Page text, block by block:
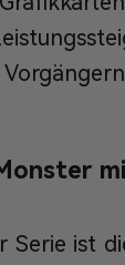
Serie ist